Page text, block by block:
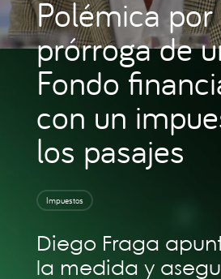
Polémica
prórroga de
Fondo
con un
los pasajes
Impuestos
Diego Fraga
la medida y